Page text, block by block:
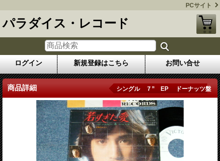
PCサイト
パラダイス・レコード
ログイン 新規登録はこちら お問い合せ
商品詳細 シングル ７” EP ドーナッツ盤